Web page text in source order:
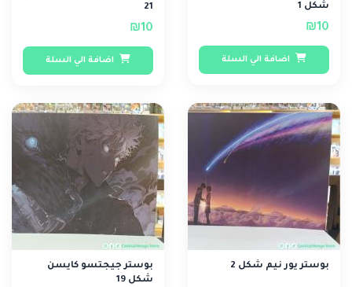
شكل 1
₪10
اضافة الي السلة
21
₪10
اضافة الي السلة
بوستر يور نيم شكل 2
بوستر جيجتسو كايسن
شكل 19